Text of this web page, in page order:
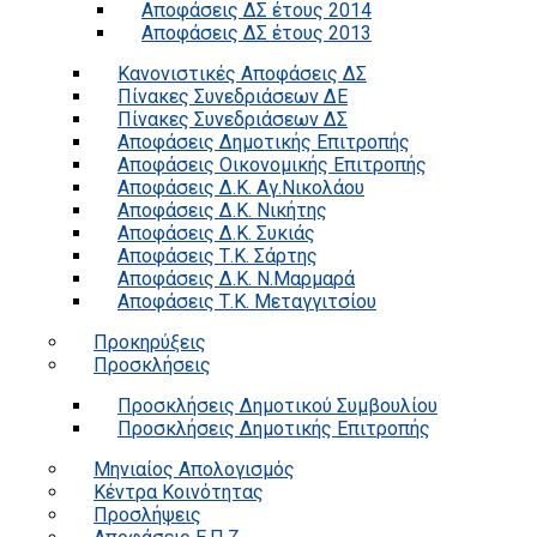
Αποφάσεις ΔΣ έτους 2014
Αποφάσεις ΔΣ έτους 2013
Κανονιστικές Αποφάσεις ΔΣ
Πίνακες Συνεδριάσεων ΔΕ
Πίνακες Συνεδριάσεων ΔΣ
Αποφάσεις Δημοτικής Επιτροπής
Αποφάσεις Οικονομικής Επιτροπής
Αποφάσεις Δ.Κ. Αγ.Νικολάου
Αποφάσεις Δ.Κ. Νικήτης
Αποφάσεις Δ.Κ. Συκιάς
Αποφάσεις Τ.Κ. Σάρτης
Αποφάσεις Δ.Κ. Ν.Μαρμαρά
Αποφάσεις Τ.Κ. Μεταγγιτσίου
Προκηρύξεις
Προσκλήσεις
Προσκλήσεις Δημοτικού Συμβουλίου
Προσκλήσεις Δημοτικής Επιτροπής
Μηνιαίος Απολογισμός
Κέντρα Κοινότητας
Προσλήψεις